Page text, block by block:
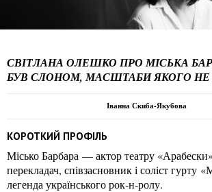
СВІТЛАНА ОЛЕШКО ПРО МІСЬКА
БУВ СЛОНОМ, МАСШТАБИ ЯКОГО НЕ
Іванна Скиба-Якубова
КОРОТКИЙ ПРОФІЛЬ
Місько Барбара — актор театру
перекладач, співзасновник і соліст гурту
легенда українського рок-н-ролу.